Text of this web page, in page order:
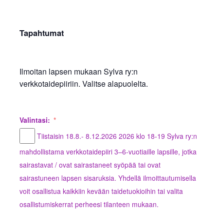
Tapahtumat
Ilmoitan lapsen mukaan Sylva ry:n
verkkotaidepiiriin. Valitse alapuolelta.
Valintasi:
Tiistaisin 18.8.- 8.12.2026 2026 klo 18-19 Sylva ry:n
mahdollistama verkkotaidepiiri 3–6-vuotiaille lapsille, jotka
sairastavat / ovat sairastaneet syöpää tai ovat
sairastuneen lapsen sisaruksia. Yhdellä ilmoittautumisella
voit osallistua kaikkiin kevään taidetuokioihin tai valita
osallistumiskerrat perheesi tilanteen mukaan.